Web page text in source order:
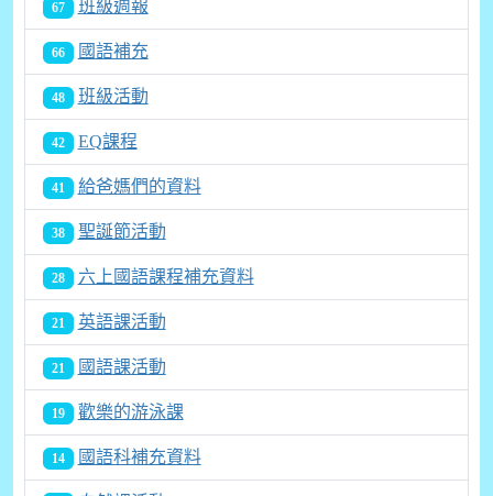
67 班級週報
66 國語補充
48 班級活動
42 EQ課程
41 給爸媽們的資料
38 聖誕節活動
28 六上國語課程補充資料
21 英語課活動
21 國語課活動
19 歡樂的游泳課
14 國語科補充資料